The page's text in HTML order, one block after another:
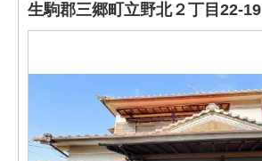
生駒郡三郷町立野北２丁目22-19